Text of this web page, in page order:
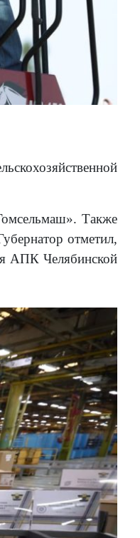
Также
отметил,
АПК Челябинской